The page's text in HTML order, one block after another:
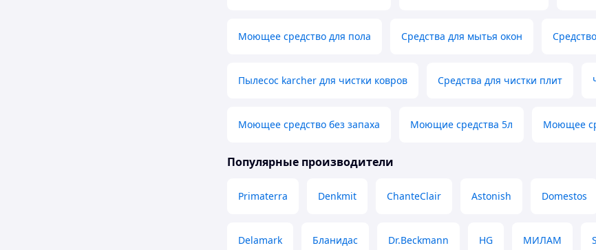
Моющее средство для пола Средства для мытья окон
Пылесос karcher для чистки ковров Средства для чистки плит
Моющее средство без запаха Моющие средства 5л Моющее
Популярные производители
Primaterra Denkmit ChanteClair Astonish Domestos
Delamark Бланидас Dr.Beckmann HG МИЛАМ